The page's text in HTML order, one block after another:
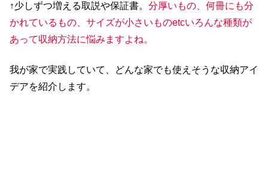
↑少しずつ増える取説や保証書。 分厚いもの、何冊にも分
かれているもの、サイズが小さいものetcいろんな種類が
あって収納方法に悩みますよね。
我が家で実践していて、どんな家でも使えそうな収納アイ
デアを紹介します。